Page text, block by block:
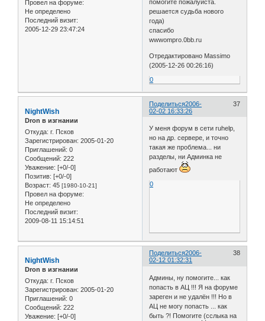
Провел на форуме:
Не определено
Последний визит:
2005-12-29 23:47:24
помогите пожалуйста.
решается судьба нового
года)
спасибо
wwwompro.0bb.ru
Отредактировано Massimo
(2005-12-26 00:26:16)
0
Поделиться 37
2006-
02-02 16:33:26
NightWish
Dron в изгнании
Откуда: г. Псков
Зарегистрирован: 2005-01-20
Приглашений: 0
Сообщений: 222
Уважение: [+0/-0]
Позитив: [+0/-0]
Возраст: 45 [1980-10-21]
Провел на форуме:
Не определено
Последний визит:
2009-08-11 15:14:51
У меня форум в сети ruhelp,
но на др. сервере, и точно
такая же проблема... ни
разделы, ни Админка не
работают
0
Поделиться 38
2006-
02-12 01:32:31
NightWish
Dron в изгнании
Откуда: г. Псков
Зарегистрирован: 2005-01-20
Приглашений: 0
Сообщений: 222
Уважение: [+0/-0]
Админы, ну помогите... как
попасть в АЦ !!! Я на форуме
зареген и не удалён !!! Но в
АЦ не могу попасть ... как
быть ?! Помогите (сслыка на